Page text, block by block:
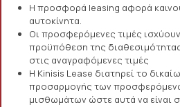
Η προσφορά leasing αφορά
αυτοκίνητα.
Οι προσφερόμενες τιμές
προϋπόθεση της
στις αναγραφόμενες τιμές
Η Kinisis Lease διατηρεί το
προσαρμογής των
μισθωμάτων ώστε αυτά να είναι